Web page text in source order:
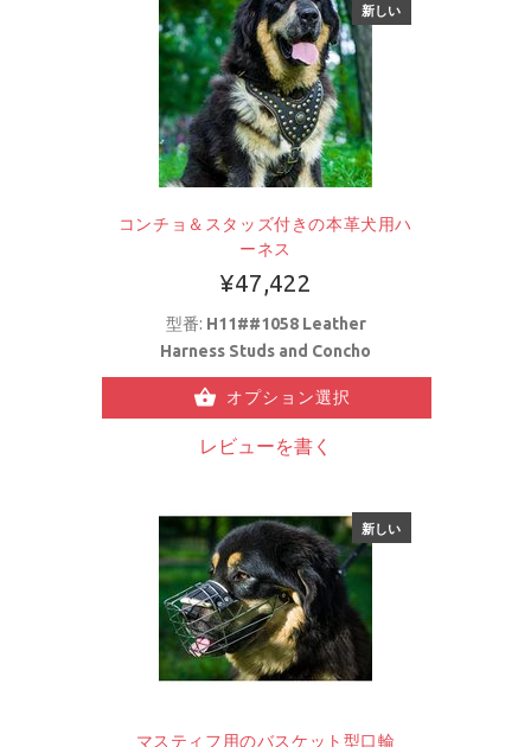
新しい
コンチョ＆スタッズ付きの本革犬用ハ
ーネス
¥47,422
型番: H11##1058 Leather
Harness Studs and Concho
オプション選択
レビューを書く
新しい
マスティフ用のバスケット型口輪